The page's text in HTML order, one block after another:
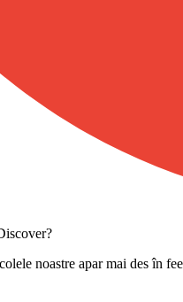
noastre apar mai des în